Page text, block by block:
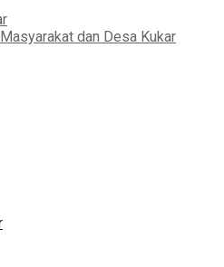
dan Desa Kukar